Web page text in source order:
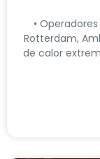
•
Rotterdam,
de calor